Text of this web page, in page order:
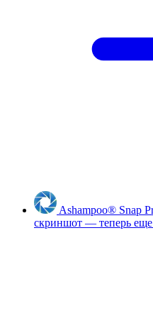
Ashampoo® Snap
скриншот — теперь